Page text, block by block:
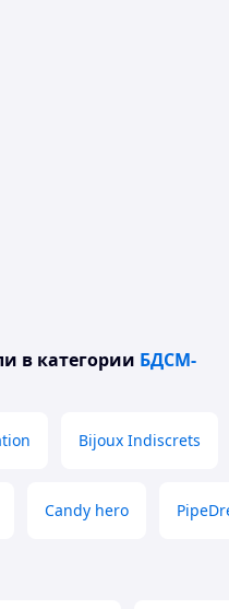
в категории БДСМ-
Bijoux Indiscrets
Candy hero